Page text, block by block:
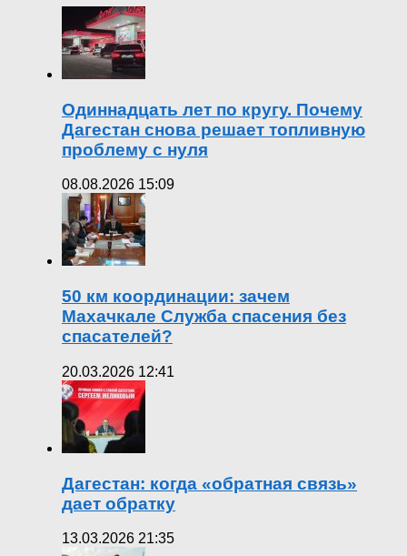
Одиннадцать лет по кругу. Почему
Дагестан снова решает топливную
проблему с нуля
08.08.2026 15:09
50 км координации: зачем
Махачкале Служба спасения без
спасателей?
20.03.2026 12:41
Дагестан: когда «обратная связь»
дает обратку
13.03.2026 21:35